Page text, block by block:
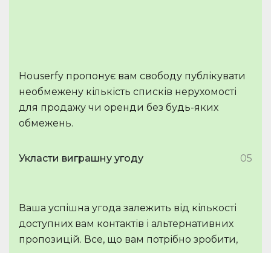
Houserfy пропонує вам свободу публікувати
необмежену кількість списків нерухомості
для продажу чи оренди без будь-яких
обмежень.
Укласти виграшну угоду 05
Ваша успішна угода залежить від кількості
доступних вам контактів і альтернативних
пропозицій. Все, що вам потрібно зробити,